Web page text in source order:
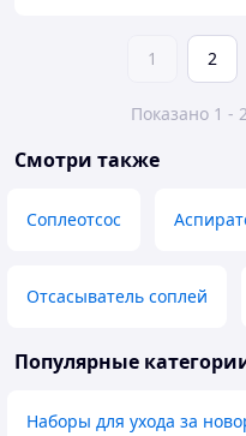
1 2
Показано 1 -
Смотри также
Соплеотсос
Отсасыватель соплей
Популярные
Наборы для ухода за